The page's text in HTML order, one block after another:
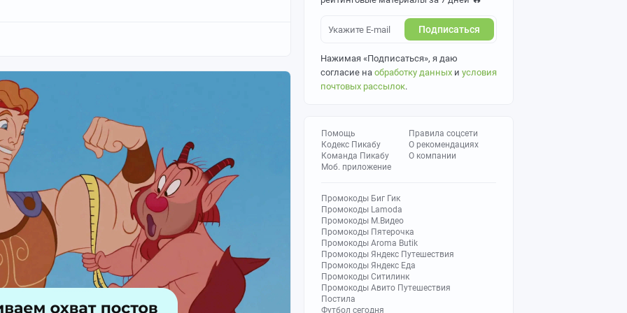
Подписаться
Нажимая «Подписаться», я даю
согласие на обработку данных и условия
почтовых рассылок.
Помощь
Кодекс Пикабу
Команда Пикабу
Моб. приложение
Правила соцсети
О рекомендациях
О компании
Промокоды Биг Гик
Промокоды Lamoda
Промокоды М.Видео
Промокоды Пятерочка
Промокоды Aroma Butik
Промокоды Яндекс Путешествия
Промокоды Яндекс Еда
Промокоды Ситилинк
Промокоды Авито Путешествия
Постила
Футбол сегодня